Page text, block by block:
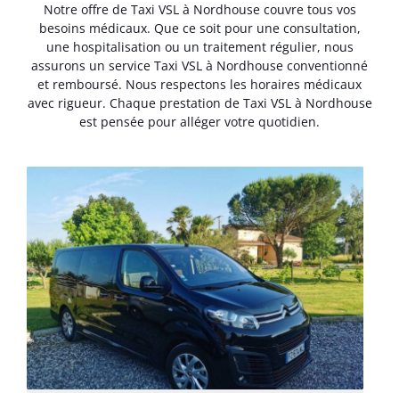
Notre offre de Taxi VSL à Nordhouse couvre tous vos
besoins médicaux. Que ce soit pour une consultation,
une hospitalisation ou un traitement régulier, nous
assurons un service Taxi VSL à Nordhouse conventionné
et remboursé. Nous respectons les horaires médicaux
avec rigueur. Chaque prestation de Taxi VSL à Nordhouse
est pensée pour alléger votre quotidien.